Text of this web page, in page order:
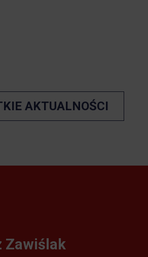
AKTUALNOŚCI
Zawiślak